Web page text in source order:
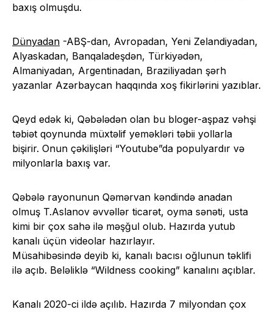
baxış olmuşdu.
Dünyadan -ABŞ-dan, Avropadan, Yeni Zelandiyadan,
Alyaskadan, Banqaladeşdən, Türkiyədən,
Almaniyadan, Argentinadan, Braziliyadan şərh
yazanlar Azərbaycan haqqında xoş fikirlərini yazıblar.
Qeyd edək ki, Qəbələdən olan bu bloger-aşpaz vəhşi
təbiət qoynunda müxtəlif yeməkləri təbii yollarla
bişirir. Onun çəkilişləri “Youtube”da populyardır və
milyonlarla baxış var.
Qəbələ rayonunun Qəmərvan kəndində anadan
olmuş T.Aslanov əvvəllər ticarət, oyma sənəti, usta
kimi bir çox sahə ilə məşğul olub. Hazırda yutub
kanalı üçün videolar hazırlayır.
Müsahibəsində deyib ki, kanalı bacısı oğlunun təklifi
ilə açıb. Beləliklə “Wildness cooking” kanalını açıblar.
Kanalı 2020-ci ildə açılıb. Hazırda 7 milyondan çox